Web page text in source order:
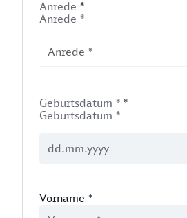
Anrede *
Anrede *
Geburtsdatum * *
Geburtsdatum *
Vorname *